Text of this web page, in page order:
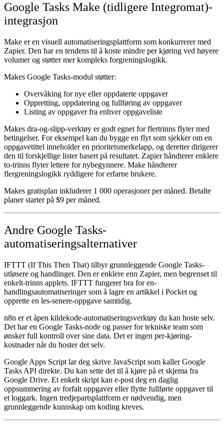
Google Tasks Make (tidligere Integromat)-
integrasjon
Make er en visuell automatiseringsplattform som konkurrerer med
Zapier. Den har en tendens til å koste mindre per kjøring ved høyere
volumer og støtter mer kompleks forgreningslogikk.
Makes Google Tasks-modul støtter:
Overvåking for nye eller oppdaterte oppgaver
Oppretting, oppdatering og fullføring av oppgaver
Listing av oppgaver fra enhver oppgaveliste
Makes dra-og-slipp-verktøy er godt egnet for flertrinns flyter med
betingelser. For eksempel kan du bygge en flyt som sjekker om en
oppgavetittel inneholder en prioritetsmerkelapp, og deretter dirigerer
den til forskjellige lister basert på resultatet. Zapier håndterer enklere
to-trinns flyter lettere for nybegynnere. Make håndterer
flergreningslogikk ryddigere for erfarne brukere.
Makes gratisplan inkluderer 1 000 operasjoner per måned. Betalte
planer starter på $9 per måned.
Andre Google Tasks-
automatiseringsalternativer
IFTTT (If This Then That) tilbyr grunnleggende Google Tasks-
utløsere og handlinger. Den er enklere enn Zapier, men begrenset til
enkelt-trinns applets. IFTTT fungerer bra for en-
handlingsautomatiseringer som å lagre en artikkel i Pocket og
opprette en les-senere-oppgave samtidig.
n8n er et åpen kildekode-automatiseringsverktøy du kan hoste selv.
Det har en Google Tasks-node og passer for tekniske team som
ønsker full kontroll over sine data. Det er ingen per-kjøring-
kostnader når du hoster det selv.
Google Apps Script lar deg skrive JavaScript som kaller Google
Tasks API direkte. Du kan sette det til å kjøre på et skjema fra
Google Drive. Et enkelt skript kan e-post deg en daglig
oppsummering av forfalt oppgaver eller flytte fullførte oppgaver til
et loggark. Ingen tredjepartsplattform er nødvendig, men
grunnleggende kunnskap om koding kreves.